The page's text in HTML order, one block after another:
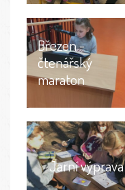
Březen -
čtenářský
maraton
Jarní výprava